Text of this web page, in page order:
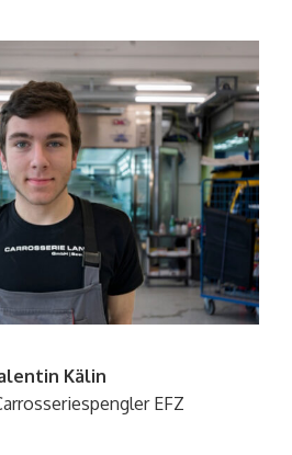
Kälin
EFZ